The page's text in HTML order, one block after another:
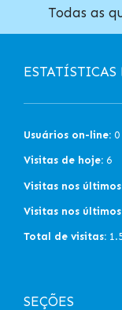
Todas as
ESTATÍSTICAS
Usuários on-line: 0
Visitas de hoje: 6
Visitas nos
Visitas nos últimos
Total de visitas:
SEÇÕES